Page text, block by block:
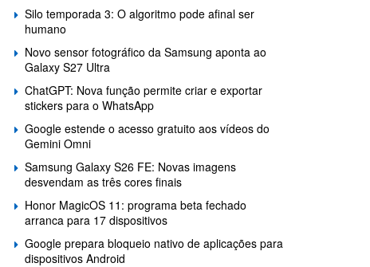
Silo temporada 3: O algoritmo pode afinal ser
humano
Novo sensor fotográfico da Samsung aponta ao
Galaxy S27 Ultra
ChatGPT: Nova função permite criar e exportar
stickers para o WhatsApp
Google estende o acesso gratuito aos vídeos do
Gemini Omni
Samsung Galaxy S26 FE: Novas imagens
desvendam as três cores finais
Honor MagicOS 11: programa beta fechado
arranca para 17 dispositivos
Google prepara bloqueio nativo de aplicações para
dispositivos Android